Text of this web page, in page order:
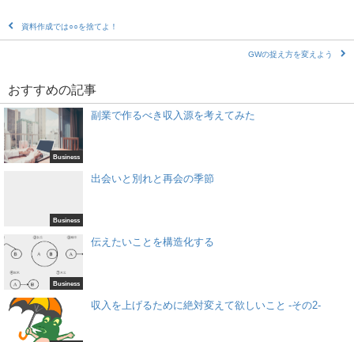
資料作成では○○を捨てよ！
GWの捉え方を変えよう
おすすめの記事
Business
副業で作るべき収入源を考えてみた
Business
出会いと別れと再会の季節
Business
伝えたいことを構造化する
収入を上げるために絶対変えて欲しいこと -その2-